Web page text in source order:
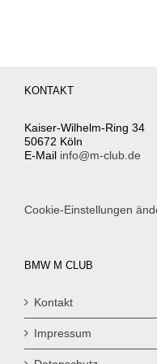
KONTAKT
Kaiser-Wilhelm-Ring 34
50672 Köln
E-Mail info@m-club.de
Cookie-Einstellungen
BMW M CLUB
Kontakt
Impressum